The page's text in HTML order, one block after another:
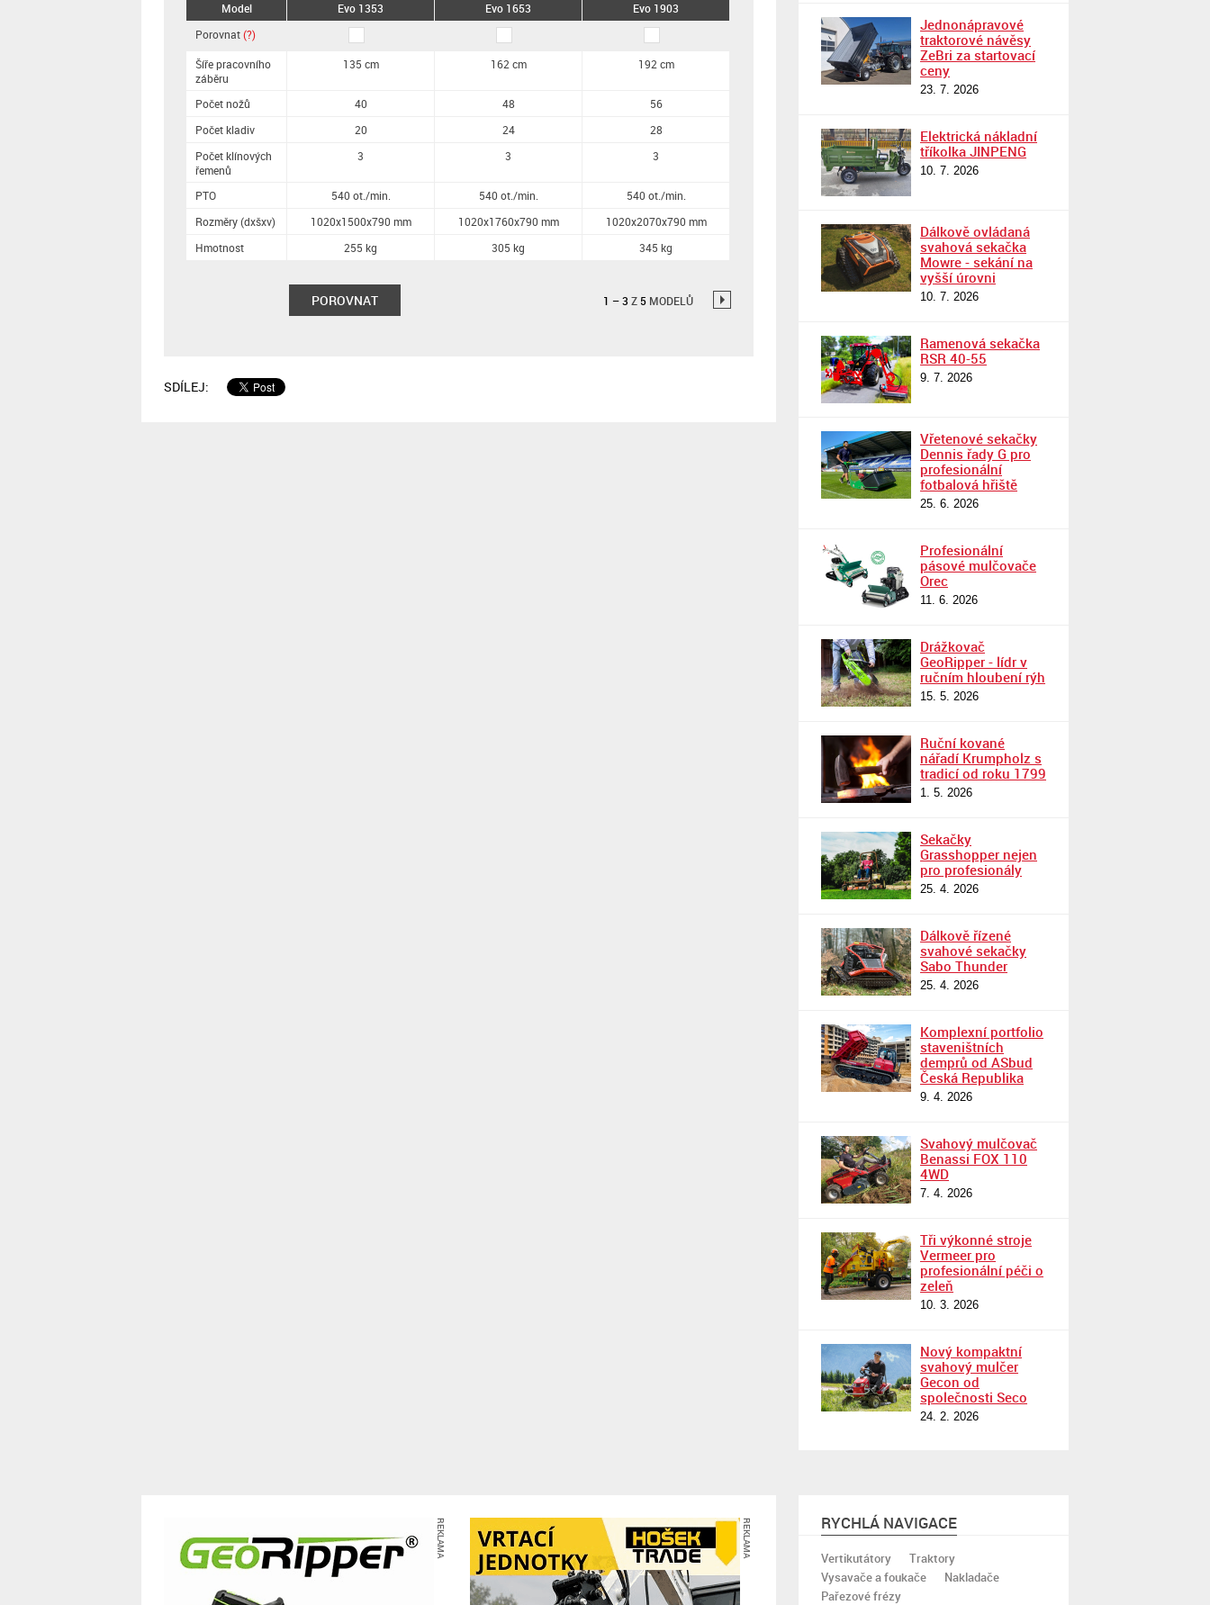
Model
Porovnat(?)
Šíře pracovního
záběru
Počet nožů
Počet kladiv
Počet klínových
řemenů
PTO
Rozměry (dxšxv)
Hmotnost
Evo 1353 Evo 1653 Evo 1903
135 cm 162 cm 192 cm
40 48
56
20
24
28
3
3 3
540 ot./min. 540 ot./min.
540 ot./min.
1020x1500x790 mm
1020x1760x790 mm
1020x2070x790 mm
255 kg
305 kg 345 kg
POROVNAT →
1 –3 Z 5 MODELŮ
SDÍLEJ:
Jednonápravové
traktorové návěsy
ZeBri za startovací
ceny
23. 7. 2026
Elektrická nákladní
tříkolka JINPENG
10. 7. 2026
Dálkově ovládaná
svahová sekačka
Mowre - sekání na
vyšší úrovni
10. 7. 2026
Ramenová sekačka
RSR 40-55
9. 7. 2026
Vřetenové sekačky
Dennis řady G pro
profesionální
fotbalová hřiště
25. 6. 2026
Profesionální
pásové mulčovače
Orec
11. 6. 2026
Drážkovač
GeoRipper - lídr v
ručním hloubení rýh
15. 5. 2026
Ruční kované
nářadí Krumpholz s
tradicí od roku 1799
1. 5. 2026
Sekačky
Grasshopper nejen
pro profesionály
25. 4. 2026
Dálkově řízené
svahové sekačky
Sabo Thunder
25. 4. 2026
Komplexní portfolio
staveništních
demprů od ASbud
Česká Republika
9. 4. 2026
Svahový mulčovač
Benassi FOX 110
4WD
7. 4. 2026
Tři výkonné stroje
Vermeer pro
profesionální péči o
zeleň
10. 3. 2026
Nový kompaktní
svahový mulčer
Gecon od
společnosti Seco
24. 2. 2026
REKLAMA REKLAMA RYCHLÁ NAVIGACE
Vertikutátory
Traktory
Vysavače a foukače
Nakladače
Pařezové frézy